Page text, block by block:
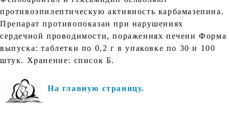
противоэпилептическую активность карбамазепина.
Препарат противопоказан при нарушениях
сердечной проводимости, поражениях печени Форма
выпуска: таблетки по 0,2 г в упаковке по 30 и 100
штук. Хранение: список Б.
На главную страницу.